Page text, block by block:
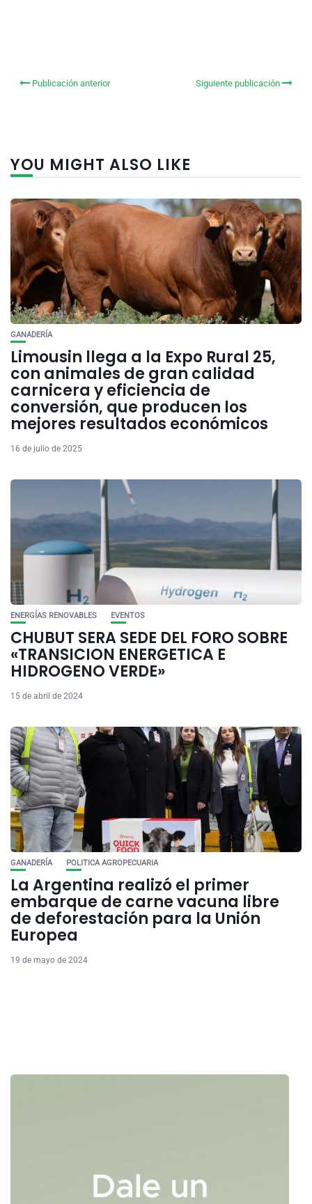
Publicación anterior Siguiente publicación
YOU MIGHT ALSO LIKE
GANADERÍA
Limousin llega a la Expo Rural 25,
con animales de gran calidad
carnicera y eficiencia de
conversión, que producen los
mejores resultados económicos
16 de julio de 2025
ENERGÍAS RENOVABLES EVENTOS
CHUBUT SERA SEDE DEL FORO SOBRE
«TRANSICION ENERGETICA E
HIDROGENO VERDE»
15 de abril de 2024
GANADERÍA POLITICA AGROPECUARIA
La Argentina realizó el primer
embarque de carne vacuna libre
de deforestación para la Unión
Europea
19 de mayo de 2024